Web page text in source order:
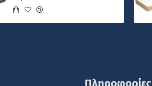
Πληροφορίες